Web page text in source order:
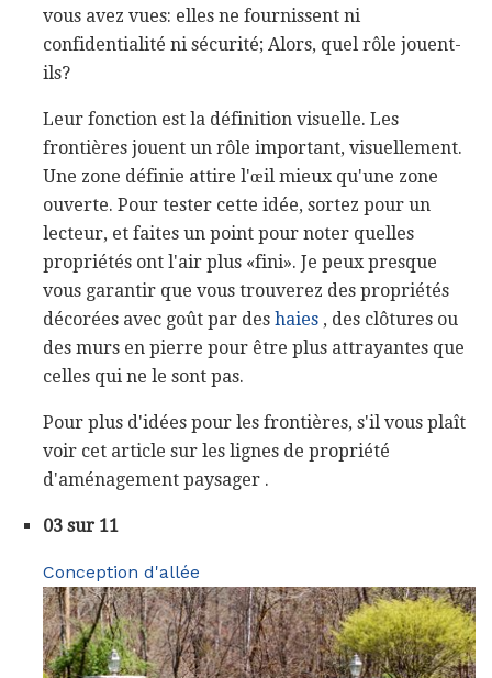
vous avez vues: elles ne fournissent ni
confidentialité ni sécurité; Alors, quel rôle jouent-
ils?
Leur fonction est la définition visuelle. Les
frontières jouent un rôle important, visuellement.
Une zone définie attire l'œil mieux qu'une zone
ouverte. Pour tester cette idée, sortez pour un
lecteur, et faites un point pour noter quelles
propriétés ont l'air plus «fini». Je peux presque
vous garantir que vous trouverez des propriétés
décorées avec goût par des haies , des clôtures ou
des murs en pierre pour être plus attrayantes que
celles qui ne le sont pas.
Pour plus d'idées pour les frontières, s'il vous plaît
voir cet article sur les lignes de propriété
d'aménagement paysager .
03 sur 11
Conception d'allée